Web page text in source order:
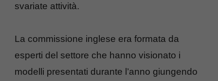
svariate attività.
La commissione inglese era formata da
esperti del settore che hanno visionato i
modelli presentati durante l’anno giungendo